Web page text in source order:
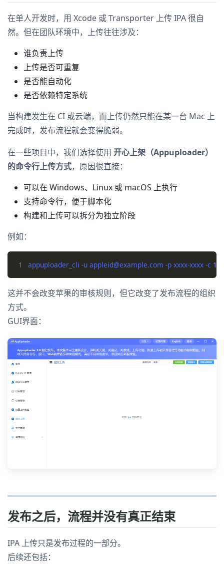
在单人开发时，用 Xcode 或 Transporter 上传 IPA 很自
然。但在团队环境中，上传往往涉及：
谁负责上传
上传是否可重复
是否能自动化
是否依赖特定系统
当构建发生在 CI 或云端，而上传仍然只能在某一台 Mac 上
完成时，发布流程就会变得脆弱。
在一些项目中，我们选择使用 开心上架（Appuploader）
的命令行上传方式，原因很直接：
可以在 Windows、Linux 或 macOS 上执行
支持命令行，便于脚本化
构建和上传可以拆分为独立阶段
例如：
1 appuploader_cli -u appleid@example.com -p xxxx-xxxx -c 1
这并不会改变苹果的审核规则，但它改变了发布流程的组织
方式。
GUI界面：
发布之后，流程并没有真正结束
IPA 上传只是发布过程的一部分。
后续还包括：